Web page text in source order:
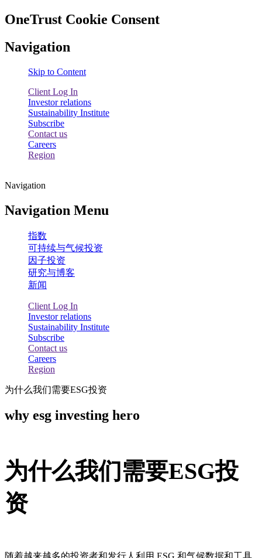
OneTrust Cookie Consent
Navigation
Skip to Content
Client Log In
Investor relations
Sustainability Institute
Subscribe
Contact us
Careers
Region
Navigation
Navigation Menu
指数
可持续与气候投资
因子投资
研究与博客
新闻
Client Log In
Investor relations
Sustainability Institute
Subscribe
Contact us
Careers
Region
为什么我们需要ESG投资
why esg investing hero
为什么我们需要ESG投
资
随着越来越多的投资者和发行人利用 ESG 和气候数据和工具